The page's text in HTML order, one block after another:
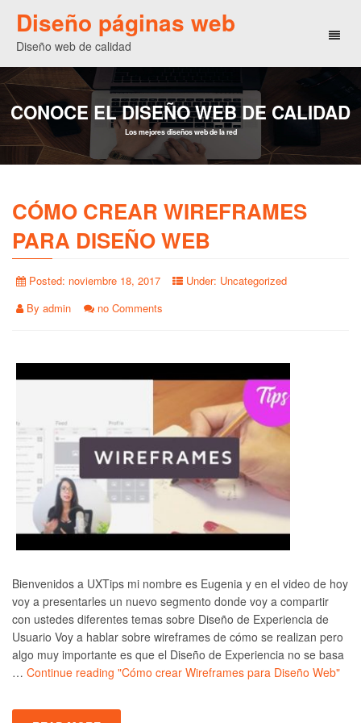
Diseño páginas web
Diseño web de calidad
CONOCE EL DISEÑO WEB DE CALIDAD
Los mejores diseños web de la red
CÓMO CREAR WIREFRAMES
PARA DISEÑO WEB
Posted: noviembre 18, 2017 Under: Uncategorized
By admin no Comments
Bienvenidos a UXTips mi nombre es Eugenia y en el video de hoy
voy a presentarles un nuevo segmento donde voy a compartir
con ustedes diferentes temas sobre Diseño de Experiencia de
Usuario Voy a hablar sobre wireframes de cómo se realizan pero
algo muy importante es que el Diseño de Experiencia no se basa
… Continue reading "Cómo crear Wireframes para Diseño Web"